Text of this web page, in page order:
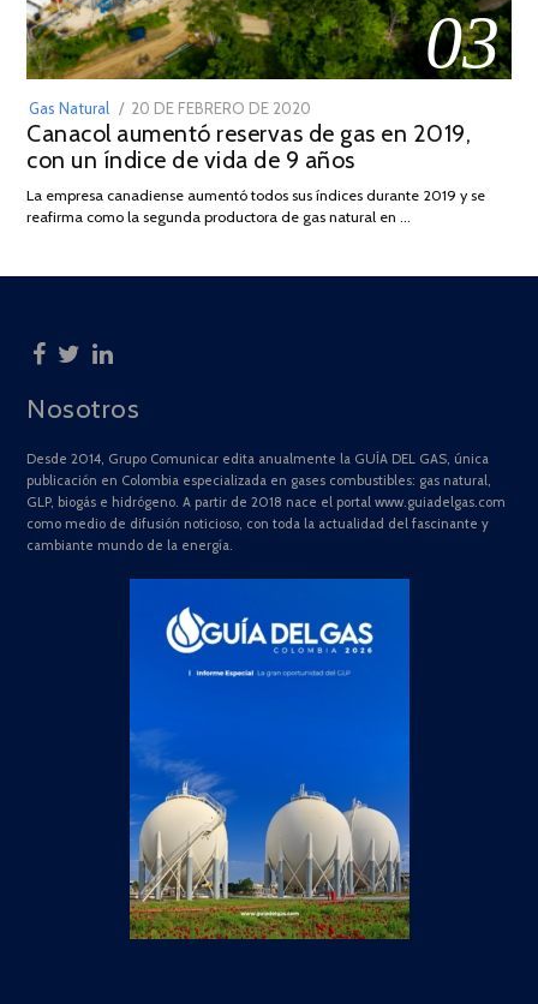
03
Gas Natural
POSTED
ON
20 DE FEBRERO DE 2020
DE
JULIO
2025
Canacol aumentó reservas de gas en 2019,
con un índice de vida de 9 años
La empresa canadiense aumentó todos sus índices durante 2019 y se
reafirma como la segunda productora de gas natural en …
Nosotros
Desde 2014, Grupo Comunicar edita anualmente la GUÍA DEL GAS, única
publicación en Colombia especializada en gases combustibles: gas natural,
GLP, biogás e hidrógeno. A partir de 2018 nace el portal www.guiadelgas.com
como medio de difusión noticioso, con toda la actualidad del fascinante y
cambiante mundo de la energía.